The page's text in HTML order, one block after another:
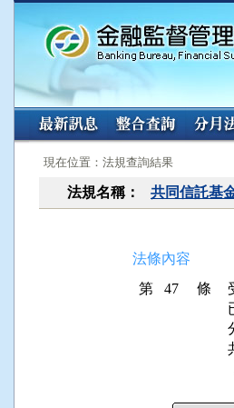
:::
現在位置：法規查詢結果
法規名稱： 共同信託基
法條內容
第 47 條